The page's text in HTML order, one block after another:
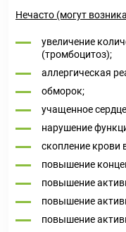
Нечасто (могут
увеличение
(тромбоцитоз);
аллергическая
обморок;
учащенное
нарушение
скопление крови
повышение
повышение
повышение
повышение